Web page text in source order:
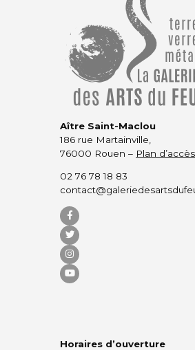
Aître Saint-Maclou
186 rue Martainville,
76000 Rouen – Plan d’accès
02 76 78 18 83
Horaires d’ouverture